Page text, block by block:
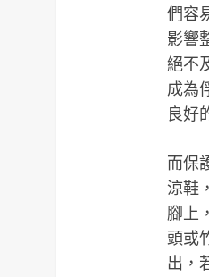
們容
影響
絕不
成為
良好
而保
涼鞋
腳上
頭或
出，